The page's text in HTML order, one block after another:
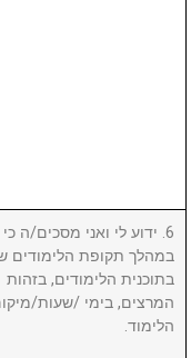
6. ידוע לי ואני מסכים/ה כי
במהלך תקופת הלימודים
בתוכנית הלימודים, בזהות
המרצים, בימי /שעות/
הלימוד.